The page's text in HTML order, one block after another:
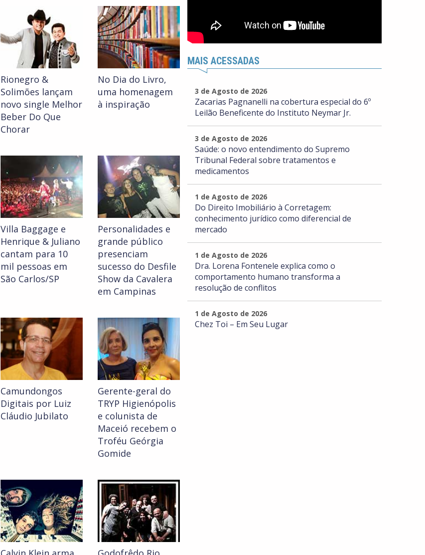
Rionegro &
Solimões lançam
novo single Melhor
Beber Do Que
Chorar
No Dia do Livro,
uma homenagem
à inspiração
Villa Baggage e
Henrique & Juliano
cantam para 10
mil pessoas em
São Carlos/SP
Personalidades e
grande público
presenciam
sucesso do Desfile
Show da Cavalera
em Campinas
Camundongos
Digitais por Luiz
Cláudio Jubilato
Gerente-geral do
TRYP Higienópolis
e colunista de
Maceió recebem o
Troféu Geórgia
Gomide
MAIS ACESSADAS
3 de Agosto de 2026
Zacarias Pagnanelli na cobertura especial do 6º
Leilão Beneficente do Instituto Neymar Jr.
3 de Agosto de 2026
Saúde: o novo entendimento do Supremo
Tribunal Federal sobre tratamentos e
medicamentos
1 de Agosto de 2026
Do Direito Imobiliário à Corretagem:
conhecimento jurídico como diferencial de
mercado
1 de Agosto de 2026
Dra. Lorena Fontenele explica como o
comportamento humano transforma a
resolução de conflitos
1 de Agosto de 2026
Chez Toi – Em Seu Lugar